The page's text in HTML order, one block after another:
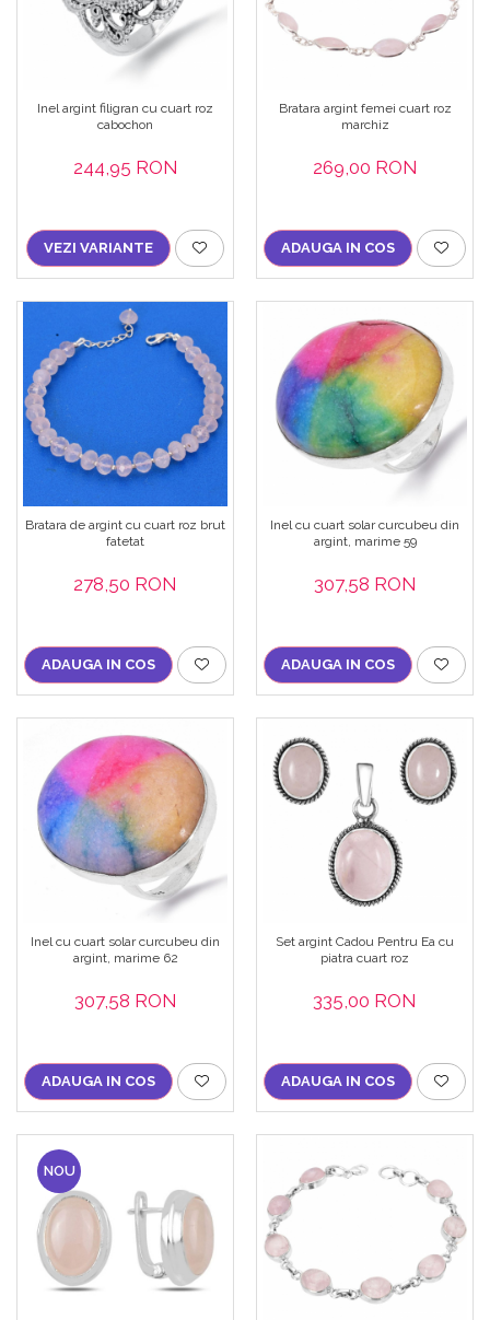
Inel argint filigran cu cuart roz
cabochon
244,95 RON
VEZI VARIANTE
Bratara argint femei cuart roz
marchiz
269,00 RON
ADAUGA IN COS
Bratara de argint cu cuart roz brut
fatetat
278,50 RON
ADAUGA IN COS
Inel cu cuart solar curcubeu din
argint, marime 59
307,58 RON
ADAUGA IN COS
Inel cu cuart solar curcubeu din
argint, marime 62
307,58 RON
ADAUGA IN COS
Set argint Cadou Pentru Ea cu
piatra cuart roz
335,00 RON
ADAUGA IN COS
NOU